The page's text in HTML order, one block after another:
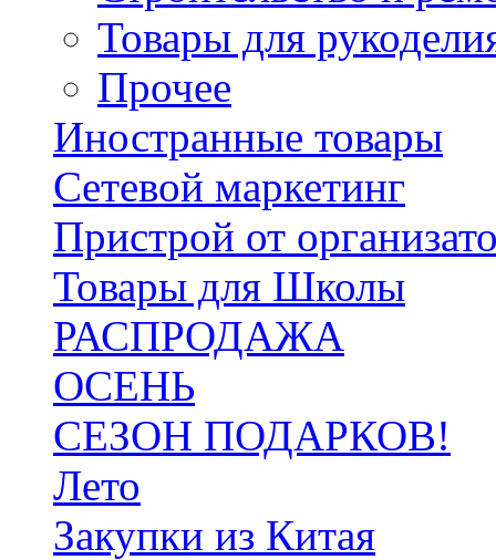
Товары для
Прочее
Иностранные товары
Сетевой маркетинг
Пристрой от
Товары для Школы
РАСПРОДАЖА
ОСЕНЬ
СЕЗОН ПОДАРКОВ!
Лето
Закупки из Китая